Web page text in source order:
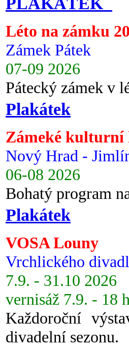
Léto na zámku
Zámek Pátek
07-09 2026
Pátecký zámek v
Plakátek
Zámeké kulturní
Nový Hrad -
06-08 2026
Bohatý program
Plakátek
VOSA Louny
Vrchlického
7.9. - 31.10 2026
vernisáž 7.9. - 18
Každoroční
divadelní sezonu.